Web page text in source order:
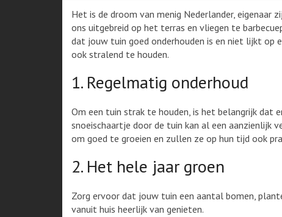
Het is de droom van menig Nederlander, eigenaar
ons uitgebreid op het terras en vliegen te
dat jouw tuin goed onderhouden is en niet lijkt op
ook stralend te houden.
1. Regelmatig onderhoud
Om een tuin strak te houden, is het belangrijk dat
snoeischaartje door de tuin kan al een aanzienlijk
om goed te groeien en zullen ze op hun tijd ook
2. Het hele jaar groen
Zorg ervoor dat jouw tuin een aantal bomen,
vanuit huis heerlijk van genieten.